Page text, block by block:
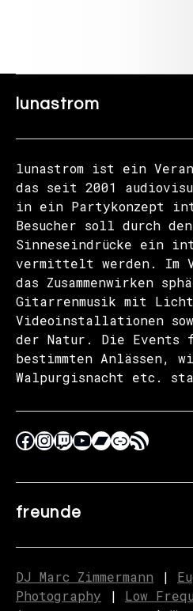
lunastrom
lunastrom ist ein
das seit 2001
in ein Partykonzept
Besucher soll durch
Sinneseindrücke ein
vermittelt werden. Im
das Zusammenwirken
Gitarrenmusik mit
Videoinstallationen
der Natur. Die Events
bestimmten Anlässen,
Walpurgisnacht etc.
freunde
DJ Marc Zimmermann |
Photography | Low